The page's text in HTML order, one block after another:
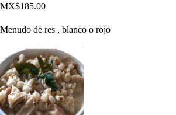
MX$185.00
Menudo de res , blanco o rojo